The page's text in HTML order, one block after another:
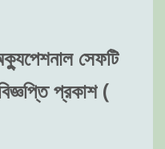
সেফটি
প্রকাশ (